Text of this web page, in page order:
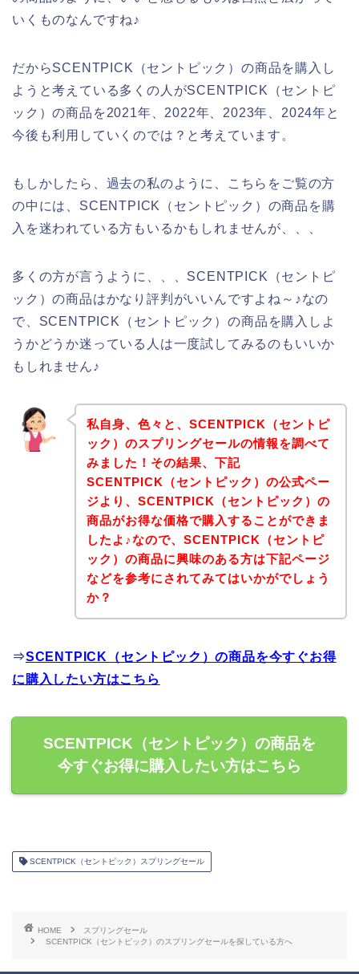
いくものなんですね♪
だからSCENTPICK（セントピック）の商品を購入し
ようと考えている多くの人がSCENTPICK（セントピ
ック）の商品を2021年、2022年、2023年、2024年と
今後も利用していくのでは？と考えています。
もしかしたら、過去の私のように、こちらをご覧の方
の中には、SCENTPICK（セントピック）の商品を購
入を迷われている方もいるかもしれませんが、、、
多くの方が言うように、、、SCENTPICK（セントピ
ック）の商品はかなり評判がいいんですよね～♪なの
で、SCENTPICK（セントピック）の商品を購入しよ
うかどうか迷っている人は一度試してみるのもいいか
もしれません♪
私自身、色々と、SCENTPICK（セントピ
ック）のスプリングセールの情報を調べて
みました！その結果、下記
SCENTPICK（セントピック）の公式ペー
ジより、SCENTPICK（セントピック）の
商品がお得な価格で購入することができま
したよ♪なので、SCENTPICK（セントピ
ック）の商品に興味のある方は下記ページ
などを参考にされてみてはいかがでしょう
か？
⇒SCENTPICK（セントピック）の商品を今すぐお得
に購入したい方はこちら
SCENTPICK（セントピック）の商品を
今すぐお得に購入したい方はこちら
SCENTPICK（セントピック）スプリングセール
HOME
スプリングセール
SCENTPICK（セントピック）のスプリングセールを探している方へ